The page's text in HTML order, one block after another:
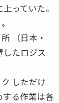
っていた。
（日本・
たロジス
しただけ
る作業は各